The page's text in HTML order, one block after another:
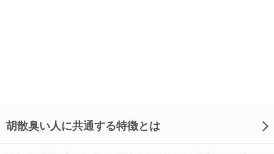
胡散臭い人に共通する特徴とは